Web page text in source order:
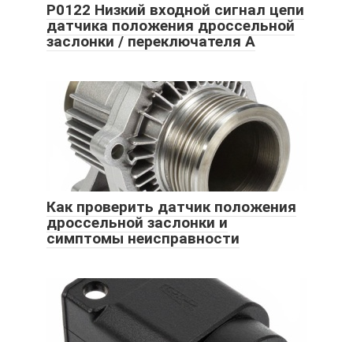
P0122 Низкий входной сигнал цепи
датчика положения дроссельной
заслонки / переключателя А
Как проверить датчик положения
дроссельной заслонки и
симптомы неисправности